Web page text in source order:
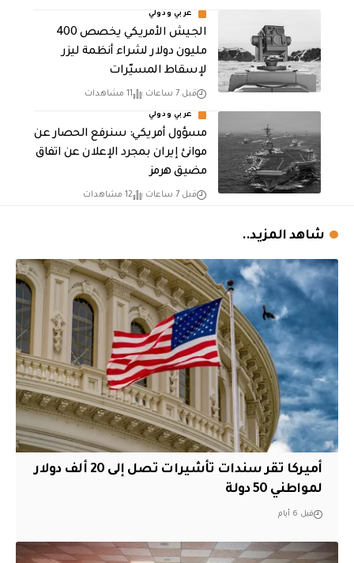
عربي ودولي
الجيش الأمريكي يخصص 400
مليون دولار لشراء أنظمة ليزر
لإسقاط المسيّرات
قبل 7 ساعات 11 مشاهدات
عربي ودولي
مسؤول أمريكي: سنرفع الحصار عن
موانئ إيران بمجرد الإعلان عن اتفاق
مضيق هرمز
قبل 7 ساعات 12 مشاهدات
شاهد المزيد..
أميركا تقر سندات تأشيرات تصل إلى 20 ألف دولار
لمواطني 50 دولة
قبل 6 أيام